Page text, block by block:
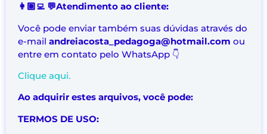
👩🏽‍💻 💬Atendimento ao cliente:
Você pode enviar também suas dúvidas através do
e-mail andreiacosta_pedagoga@hotmail.com ou
entre em contato pelo WhatsApp 👇
Clique aqui.
Ao adquirir estes arquivos, você pode:
TERMOS DE USO: